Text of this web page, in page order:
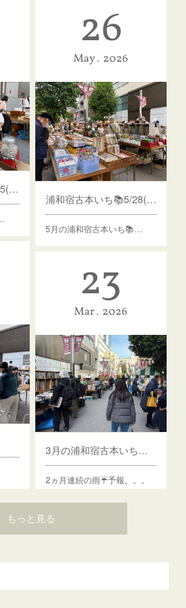
浦和宿古本いち📚6/25(木)から
26
May 2026
浦和宿古本いち📚5/28(木)から
5月の浦和宿古本いち📚…
23
Mar 2026
3月の浦和宿古本いち📚、26日(木)～29(日)開催予定
2ヵ月連続の雨☔予報。。。
もっと見る